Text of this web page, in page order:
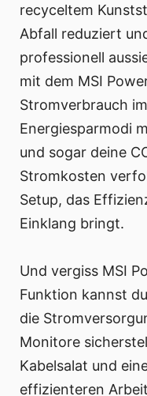
recyceltem
Abfall reduziert
professionell
mit dem MSI
Stromverbrauch
Energiesparmodi
und sogar deine
Stromkosten
Setup, das
Einklang bringt.
Und vergiss MSI
Funktion kannst
die
Monitore
Kabelsalat und
effizienteren